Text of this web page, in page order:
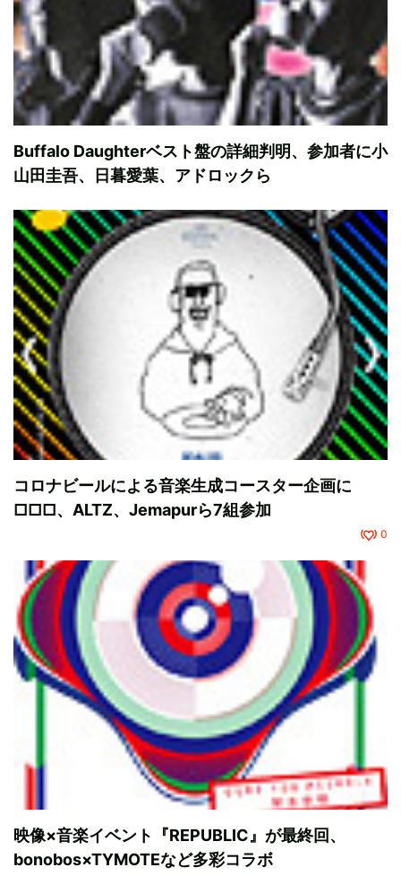
Buffalo Daughterベスト盤の詳細判明、参加者に小
山田圭吾、日暮愛葉、アドロックら
コロナビールによる音楽生成コースター企画に
□□□、ALTZ、Jemapurら7組参加
0
映像×音楽イベント『REPUBLIC』が最終回、
bonobos×TYMOTEなど多彩コラボ